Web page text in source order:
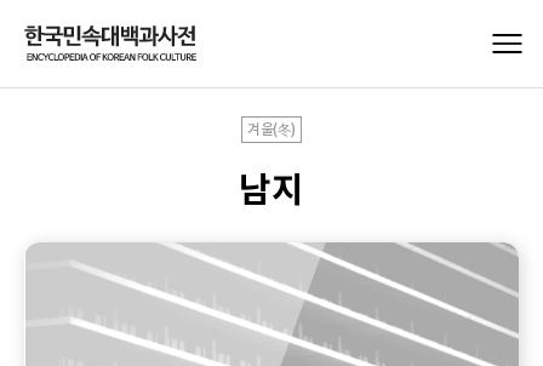
겨울(冬)
남지